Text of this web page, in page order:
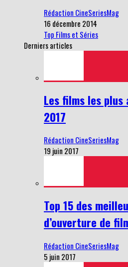
Rédaction CineSeriesMag
16 décembre 2014
Top Films et Séries
Derniers articles
Les films les
2017
Rédaction CineSeriesMag
19 juin 2017
Top 15 des
d’ouverture de
Rédaction CineSeriesMag
5 juin 2017